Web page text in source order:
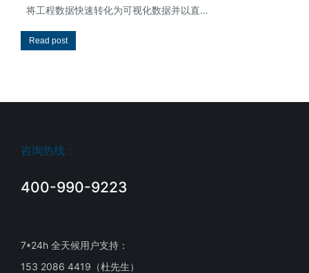
将工程数据快速转化为可视化数据并以直…
Read post
咨询热线：
400-990-9223
7*24h 全天候用户支持：
153 2086 4419（杜先生）